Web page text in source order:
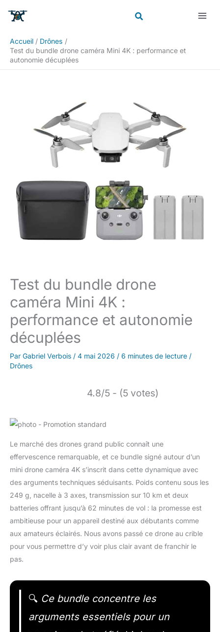
Accueil
Drônes
Test du bundle drone caméra Mini 4K : performance et
autonomie décuplées
Test du bundle drone
caméra Mini 4K :
performance et autonomie
décuplées
Par Gabriel Verbois / 4 mai 2026 / 6 minutes de lecture /
Drônes
4.8/5 - (5 votes)
Le marché des drones grand public connaît une
effervescence remarquable, et ce bundle signé autour d’un
mini drone caméra 4K s’inscrit dans cette dynamique avec
des arguments techniques séduisants. Poids contenu sous les
249 g, nacelle à 3 axes, transmission sur 10 km et deux
batteries offrant jusqu’à 62 minutes de vol : la promesse est
ambitieuse pour un appareil destiné aux débutants comme
aux amateurs éclairés. Nous avons passé ce drone au crible
pour vous permettre d’y voir plus clair avant de franchir le
pas.
🔍 Ce bundle concentre les
arguments essentiels pour un